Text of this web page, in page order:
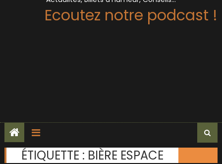
Ecoutez notre podcast !
ÉTIQUETTE : BIÈRE ESPACE